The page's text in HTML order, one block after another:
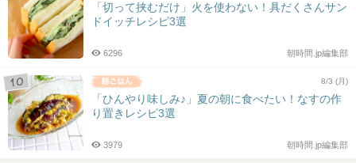
「切って挟むだけ」火を使わない！具だくさんサン
ドイッチレシピ3選
朝時間.jp編集部
6296
8/3 (月)
「ひんやり味しみ♪」夏の朝に食べたい！なすの作
り置きレシピ3選
朝時間.jp編集部
3979